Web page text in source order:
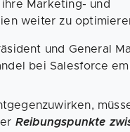
Marketing- und
weiter zu
und General
bei Salesforce
Reibungspunkte